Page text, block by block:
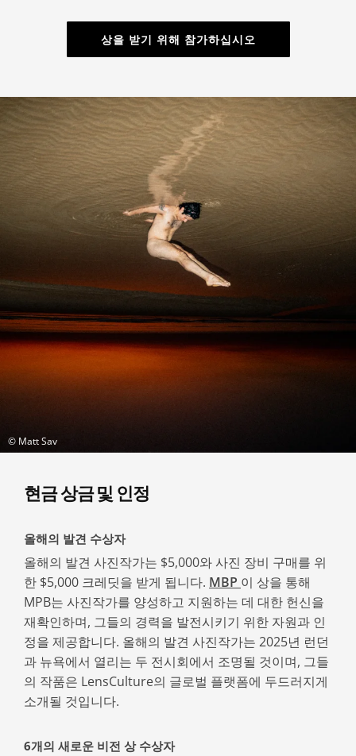
상을 받기 위해 참가하십시오
© Matt Sav
현금 상금 및 인정
올해의 발견 수상자
올해의 발견 사진작가는 $5,000와 사진 장비 구매를 위
한 $5,000 크레딧을 받게 됩니다. MBP 이 상을 통해
MPB는 사진작가를 양성하고 지원하는 데 대한 헌신을
재확인하며, 그들의 경력을 발전시키기 위한 자원과 인
정을 제공합니다. 올해의 발견 사진작가는 2025년 런던
과 뉴욕에서 열리는 두 전시회에서 조명될 것이며, 그들
의 작품은 LensCulture의 글로벌 플랫폼에 두드러지게
소개될 것입니다.
6개의 새로운 비전 상 수상자